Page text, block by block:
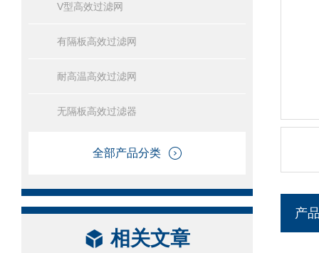
V型高效过滤网
有隔板高效过滤网
耐高温高效过滤网
无隔板高效过滤器
全部产品分类
相关文章
产